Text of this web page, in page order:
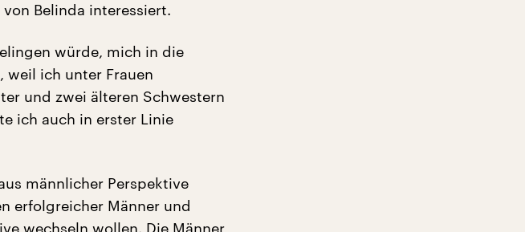
Belinda interessiert.
würde, mich in die
weil ich unter Frauen
und zwei älteren Schwestern
ich auch in erster Linie
männlicher Perspektive
erfolgreicher Männer und
wechseln wollen. Die Männer